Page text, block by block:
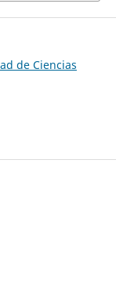
de Ciencias